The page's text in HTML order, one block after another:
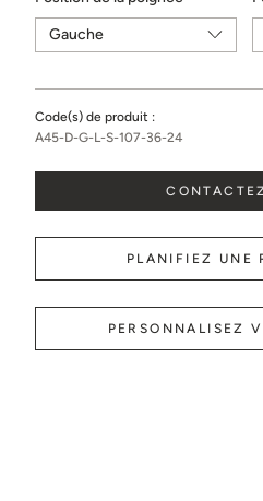
Code(s) de produit :
A45-D-G-L-S-107-36-24
PLANIFIEZ UNE
PERSONNALISEZ